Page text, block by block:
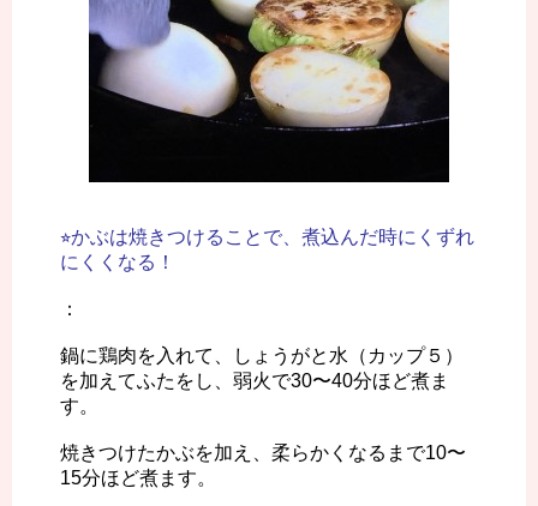
⭐︎かぶは焼きつけることで、煮込んだ時にくずれ
にくくなる！
：
鍋に鶏肉を入れて、しょうがと水（カップ５）
を加えてふたをし、弱火で30〜40分ほど煮ま
す。
焼きつけたかぶを加え、柔らかくなるまで10〜
15分ほど煮ます。